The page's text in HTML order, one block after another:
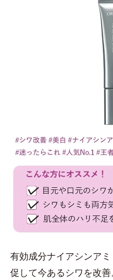
有効成分ナイアシンア
促して今あるシワを改